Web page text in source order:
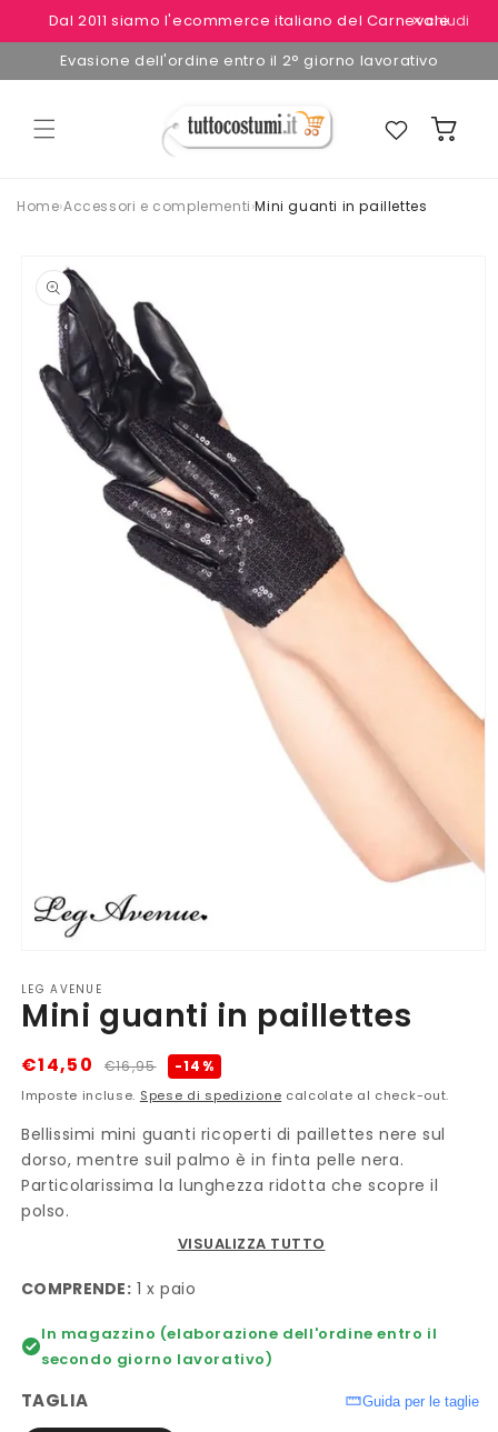
direttamente
ai contenuti
Dal 2011 siamo l'ecommerce italiano del Carnevale
✕ chiudi
Evasione dell'ordine entro il 2° giorno lavorativo
Preferiti Carrello
Home›Accessori e complementi›Mini guanti in paillettes
informazioni
prodotto
multimediali
1
in
modale
LEG AVENUE
Mini guanti in paillettes
Prezzo
di
€16,95
Prezzo
scontato
€14,50 -14%
Imposte incluse. Spese di spedizione calcolate al check-out.
Bellissimi mini guanti ricoperti di paillettes nere sul
dorso, mentre suil palmo è in finta pelle nera.
Particolarissima la lunghezza ridotta che scopre il
polso.
VISUALIZZA TUTTO
COMPRENDE: 1 x paio
In magazzino (elaborazione dell'ordine entro il
secondo giorno lavorativo)
TAGLIA Guida per le taglie